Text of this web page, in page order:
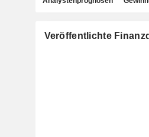
Veröffentlichte